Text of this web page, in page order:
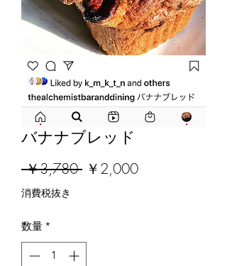
バナナブレッド
￥3,780 通
格
￥2,000セ
消費税抜き
数量 *